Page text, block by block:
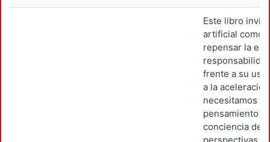
Este libro
artificial como
repensar la
frente a su
a la
necesitamos
pensamiento
conciencia de